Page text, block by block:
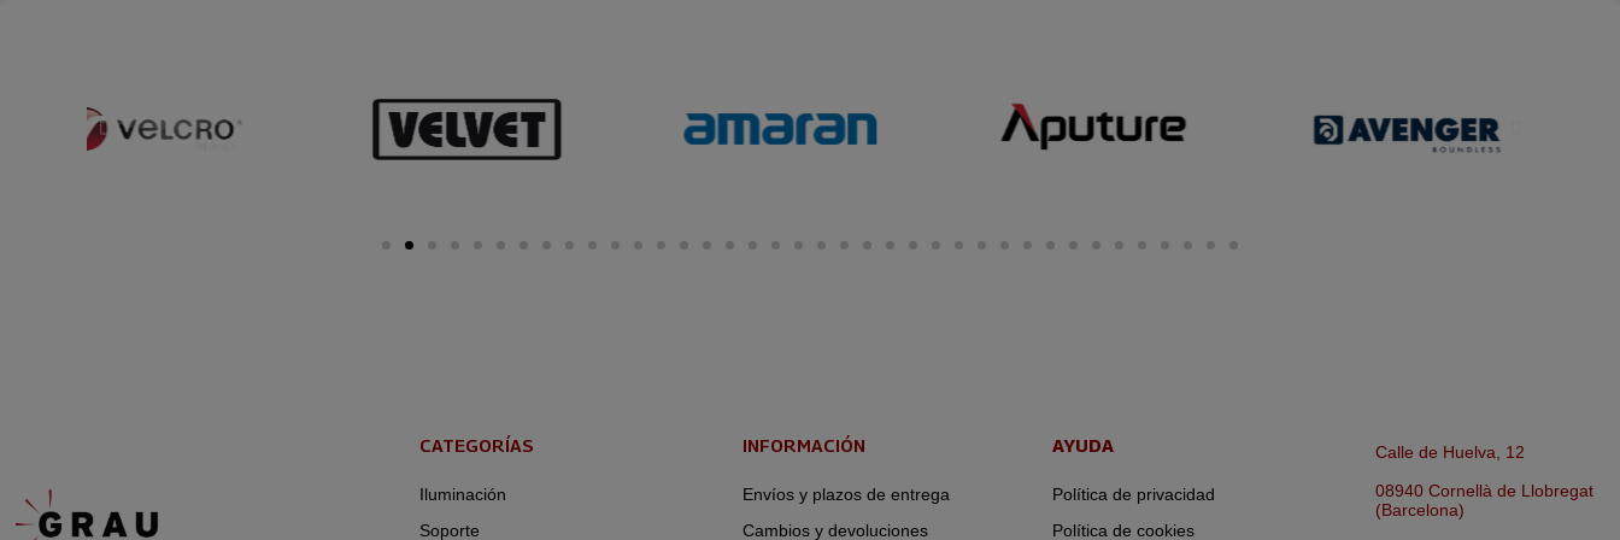
CATEGORÍAS
Iluminación
Soporte
INFORMACIÓN
Envíos y plazos de entrega
Cambios y devoluciones
AYUDA
Política de privacidad
Política de cookies
Calle de Huelva, 12
08940 Cornellà de Llobregat
(Barcelona)